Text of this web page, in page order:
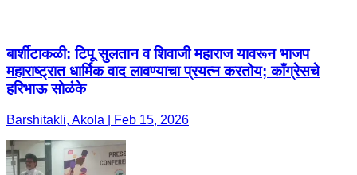
बार्शीटाकळी: टिपू सुलतान व शिवाजी महाराज यावरून भाजप
महाराष्ट्रात धार्मिक वाद लावण्याचा प्रयत्न करतोय; काँग्रेसचे
हरिभाऊ सोळंके
Barshitakli, Akola | Feb 15, 2026